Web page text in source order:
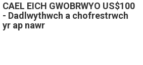
CAEL EICH GWOBRWYO US$100
- Dadlwythwch a chofrestrwch
yr ap nawr